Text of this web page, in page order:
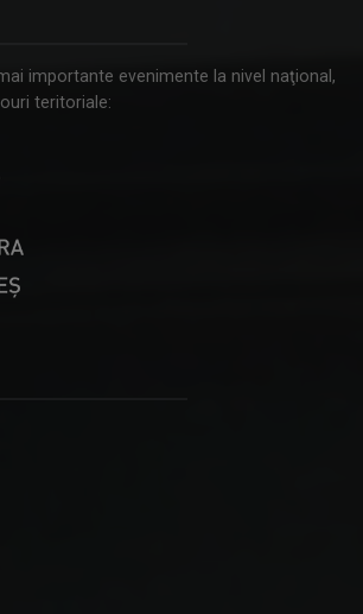
importante evenimente la nivel naţional,
teritoriale: